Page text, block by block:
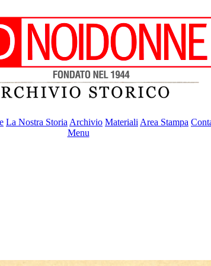
La Nostra Storia Archivio Materiali Area Stampa
Menu